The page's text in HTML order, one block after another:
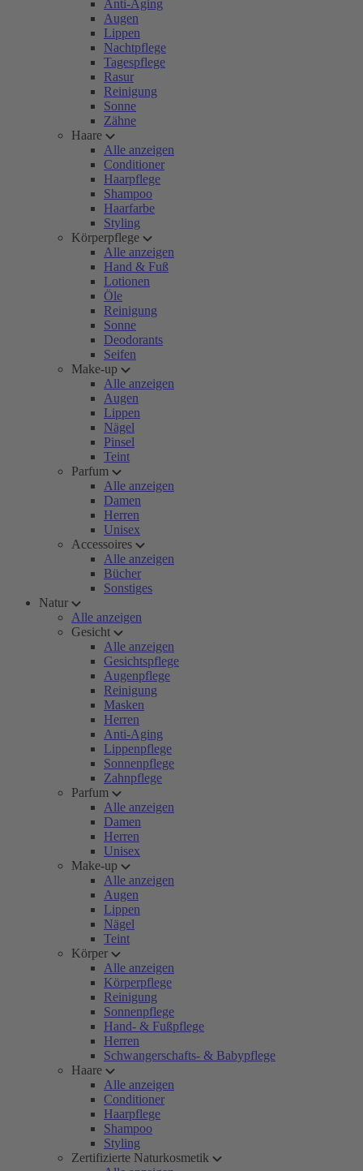
Anti-Aging
Augen
Lippen
Nachtpflege
Tagespflege
Rasur
Reinigung
Sonne
Zähne
Haare
Alle anzeigen
Conditioner
Haarpflege
Shampoo
Haarfarbe
Styling
Körperpflege
Alle anzeigen
Hand & Fuß
Lotionen
Öle
Reinigung
Sonne
Deodorants
Seifen
Make-up
Alle anzeigen
Augen
Lippen
Nägel
Pinsel
Teint
Parfum
Alle anzeigen
Damen
Herren
Unisex
Accessoires
Alle anzeigen
Bücher
Sonstiges
Natur
Alle anzeigen
Gesicht
Alle anzeigen
Gesichtspflege
Augenpflege
Reinigung
Masken
Herren
Anti-Aging
Lippenpflege
Sonnenpflege
Zahnpflege
Parfum
Alle anzeigen
Damen
Herren
Unisex
Make-up
Alle anzeigen
Augen
Lippen
Nägel
Teint
Körper
Alle anzeigen
Körperpflege
Reinigung
Sonnenpflege
Hand- & Fußpflege
Herren
Schwangerschafts- & Babypflege
Haare
Alle anzeigen
Conditioner
Haarpflege
Shampoo
Styling
Zertifizierte Naturkosmetik